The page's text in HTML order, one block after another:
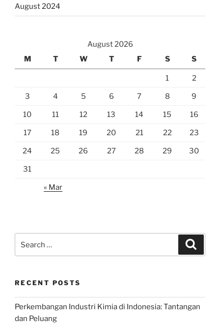
August 2024
August 2026
M
T W T F S S
1 2
3 4 5 6 7 8 9
10 11 12 13 14 15 16
17 18 19 20 21 22 23
24 25 26 27 28 29 30
31
« Mar
for:
RECENT POSTS
Perkembangan Industri Kimia di Indonesia: Tantangan
dan Peluang